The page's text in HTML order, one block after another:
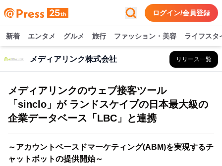
ログイン/会員登録
新着 エンタメ グルメ 旅行 ファッション・美容 ライフスタ
メディアリンク株式会社 リリース一覧
メディアリンクのウェブ接客ツール
「sinclo」が ランドスケイプの日本最大級の
企業データベース「LBC」と連携
～アカウントベースドマーケティング(ABM)を実現するチ
ャットボットの提供開始～